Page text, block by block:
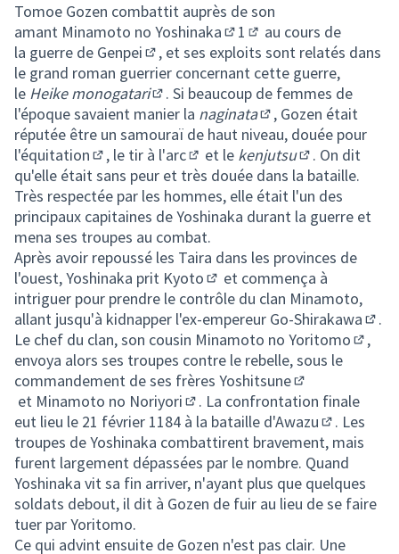
Tomoe Gozen combattit auprès de son
amant Minamoto no Yoshinaka
(Lien externe)
1
(Lien externe)
au cours de
la guerre de Genpei
(Lien externe)
, et ses exploits sont relatés dans
le grand roman guerrier concernant cette guerre,
le Heike monogatari
(Lien externe)
. Si beaucoup de femmes de
l'époque savaient manier la naginata
(Lien externe)
, Gozen était
réputée être un samouraï de haut niveau, douée pour
l'équitation
(Lien externe)
, le tir à l'arc
(Lien externe)
et le kenjutsu
(Lien externe)
. On dit
qu'elle était sans peur et très douée dans la bataille.
Très respectée par les hommes, elle était l'un des
principaux capitaines de Yoshinaka durant la guerre et
mena ses troupes au combat.
Après avoir repoussé les Taira dans les provinces de
l'ouest, Yoshinaka prit Kyoto
(Lien externe)
et commença à
intriguer pour prendre le contrôle du clan Minamoto,
allant jusqu'à kidnapper l'ex-empereur Go-Shirakawa
.
Le chef du clan, son cousin Minamoto no Yoritomo
(Lien
,
envoya alors ses troupes contre le rebelle, sous le
commandement de ses frères Yoshitsune
(Lien externe)
et Minamoto no Noriyori
(Lien externe)
. La confrontation finale
eut lieu le 21 février 1184 à la bataille d'Awazu
(Lien
. Les
troupes de Yoshinaka combattirent bravement, mais
furent largement dépassées par le nombre. Quand
Yoshinaka vit sa fin arriver, n'ayant plus que quelques
soldats debout, il dit à Gozen de fuir au lieu de se faire
tuer par Yoritomo.
Ce qui advint ensuite de Gozen n'est pas clair. Une